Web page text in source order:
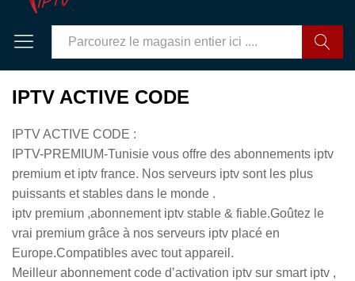
GO
IPTV ACTIVE CODE
IPTV ACTIVE CODE :
IPTV-PREMIUM-Tunisie vous offre des abonnements iptv
premium et iptv france. Nos serveurs iptv sont les plus
puissants et stables dans le monde .
iptv premium ,abonnement iptv stable & fiable.Goûtez le
vrai premium grâce à nos serveurs iptv placé en
Europe.Compatibles avec tout appareil.
Meilleur abonnement code d’activation iptv sur smart iptv ,